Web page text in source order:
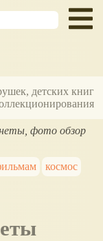
детских книг
фото обзор
космос